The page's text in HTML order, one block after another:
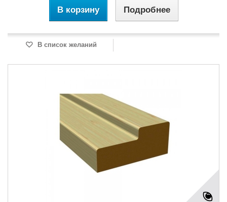
В корзину Подробнее
В список желаний